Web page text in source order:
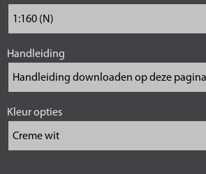
Handleiding
Kleur opties